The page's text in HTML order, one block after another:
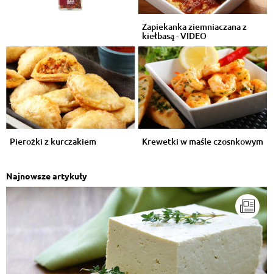
Zapiekanka ziemniaczana z
kiełbasą - VIDEO
Pierożki z kurczakiem Krewetki w maśle czosnkowym
Najnowsze artykuły